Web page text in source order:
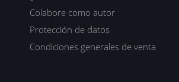
Colabore como autor
Protección de datos
Condiciones generales de venta